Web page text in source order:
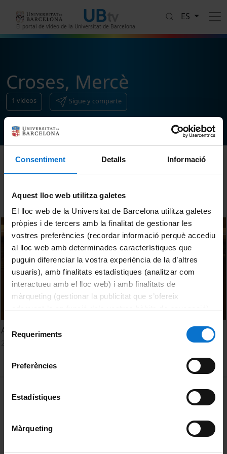
Consentiment Detalls Informació
Aquest lloc web utilitza galetes
El lloc web de la Universitat de Barcelona utilitza galetes
pròpies i de tercers amb la finalitat de gestionar les
vostres preferències (recordar informació perquè accediu
al lloc web amb determinades característiques que
puguin diferenciar la vostra experiència de la d’altres
usuaris), amb finalitats estadístiques (analitzar com
interactueu amb el lloc web) i amb finalitats de
màrqueting (gestionar la publicitat que s’ofereix
consultar laPolítica de galetes del lloc web de la
Requeriments
Preferències
Estadístiques
Màrqueting
El portal de vídeo de la Universitat de Barcelona
ES
Croses, Mercè
1 vídeos Sigue y comparte
Ordenar
Abordar la pandèmia des del Govern obert
MENÚ PEU 1
Política de Cookies
Privacidad y términos